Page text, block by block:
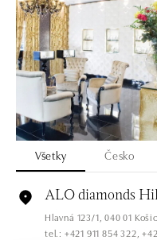
Všetky Česko
ALO diamonds
Hlavná 123/1, 040 01
tel.: +421 911 854 322,